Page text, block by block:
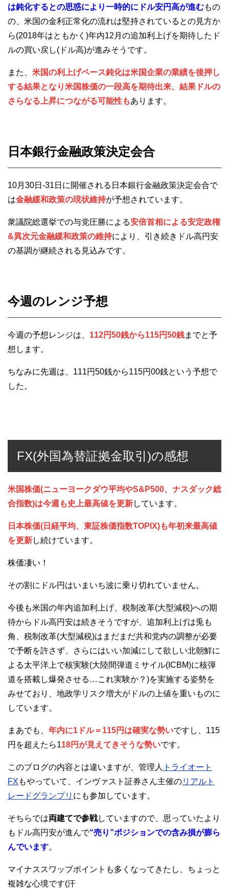
は鈍化するとの思惑により一時的にドル安円高が進むもの
の、米国の金利正常化の流れは堅持されているとの見方か
ら(2018年はともかく)年内12月の追加利上げを期待したド
ルの買い戻し(ドル高)が進みそうです。
また、 米国の利上げペース鈍化は米国企業の業績を後押し
する結果となり米国株価の一段高を期待出来、結果ドルの
さらなる上昇につながる可能性もあります。
日本銀行金融政策決定会合
10月30日-31日に開催される日本銀行金融政策決定会合で
は金融緩和政策の現状維持が予想されています。
衆議院総選挙での与党圧勝による安倍首相による安定政権
&異次元金融緩和政策の維持により、引き続きドル高円安
の基調が継続される見込みです。
今週のレンジ予想
今週の予想レンジは、 112円50銭から115円50銭までと予
想します。
ちなみに先週は、111円50銭から115円00銭という予想で
した。
FX(外国為替証拠金取引)の感想
米国株価(ニューヨークダウ平均やS&P500、ナスダック総
合指数)は今週も史上最高値を更新しています。
日本株価(日経平均、東証株価指数TOPIX)も年初来最高値
を更新し続けています。
株価凄い！
その割にドル円はいまいち波に乗り切れていません。
今後も米国の年内追加利上げ、税制改革(大型減税)への期
待からドル高円安は続きそうですが、追加利上げは兎も
角、税制改革(大型減税)はまだまだ共和党内の調整が必要
で予断を許さず、さらにはいい加減にして欲しい北朝鮮に
よる太平洋上で核実験(大陸間弾道ミサイル(ICBM)に核弾
道を搭載し爆発させる…これ実験か？)を実施する姿勢を
みせており、地政学リスク増大がドルの上値を重いものに
しています。
まあでも、 年内に1ドル＝115円は確実な勢いですし、115
円を超えたら118円が見えてきそうな勢いです。
このブログの内容とは違いますが、管理人 トライオート
FX もやっていて、インヴァスト証券さん主催のリアルト
レードグランプリ にも参加しています。
そちらでは両建てで参戦していますので、思っていたより
もドル高円安が進んで“売り”ポジションでの含み損が膨ら
んでいます。
マイナススワップポイントも多くなってきたし、ちょっと
複雑な心境です(汗